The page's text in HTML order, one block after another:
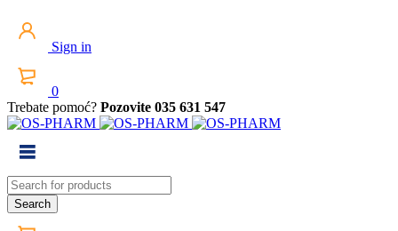
Sign in
0
Trebate pomoć? Pozovite 035 631 547